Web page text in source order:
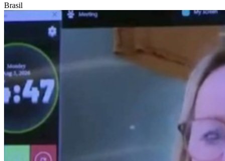
Brasil